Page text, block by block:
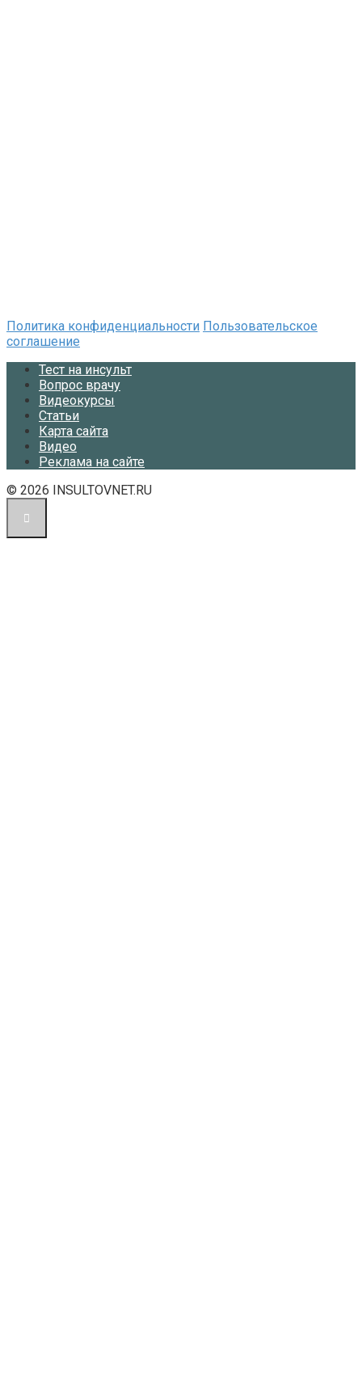
Политика конфиденциальности Пользовательское
соглашение
Тест на инсульт
Вопрос врачу
Видеокурсы
Статьи
Карта сайта
Видео
Реклама на сайте
© 2026 INSULTOVNET.RU